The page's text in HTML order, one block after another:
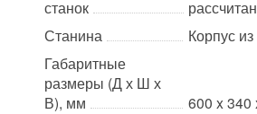
станок
Станина
Корпус
Габаритные
размеры (Д х Ш х
В), мм
600 x